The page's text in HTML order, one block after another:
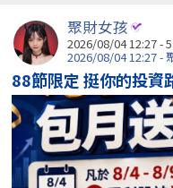
聚財女孩
2026/08/04 12:27 -
2026/08/04 12:27 -
88節限定 挺你的投資